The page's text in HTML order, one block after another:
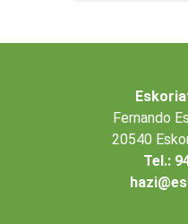
Fernando
20540
Tel.: